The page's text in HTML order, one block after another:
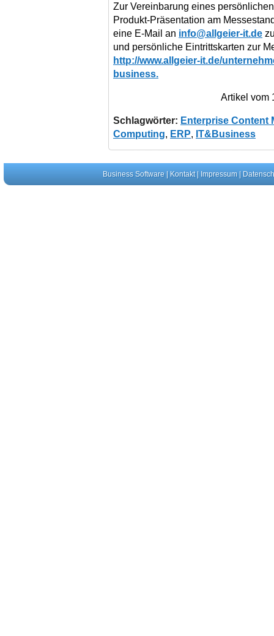
Zur Vereinbarung eines
Produkt-Präsentation am
eine E-Mail an info@allgeier-it.de
und persönliche Eintrittskarten zur
http://www.allgeier-it.de/
business.
Artikel vom
Schlagwörter: Enterprise Content
Computing, ERP, IT&Business
Business Software| Kontakt| Impressum|